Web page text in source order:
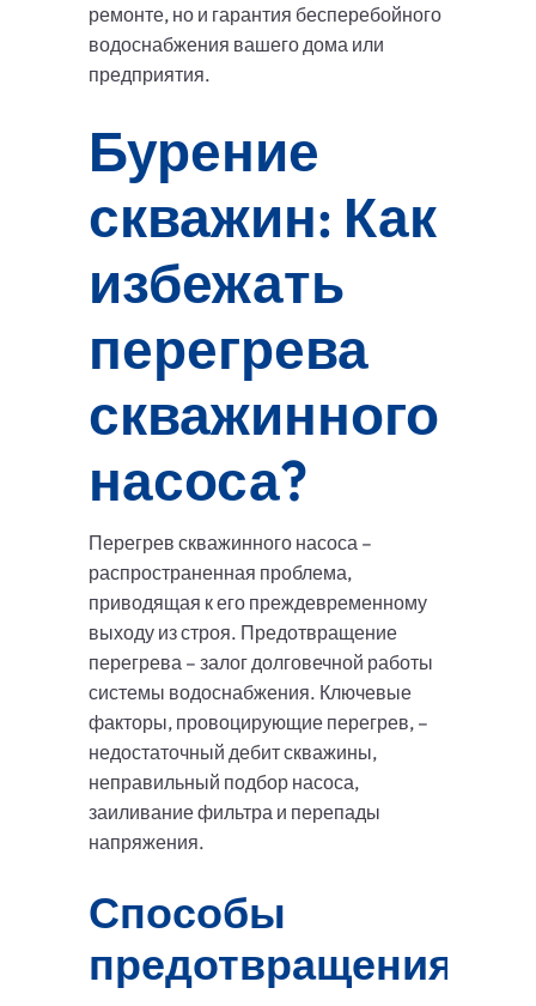
ремонте, но и гарантия бесперебойного
водоснабжения вашего дома или
предприятия.
Бурение
скважин: Как
избежать
перегрева
скважинного
насоса?
Перегрев скважинного насоса –
распространенная проблема,
приводящая к его преждевременному
выходу из строя. Предотвращение
перегрева – залог долговечной работы
системы водоснабжения. Ключевые
факторы, провоцирующие перегрев, –
недостаточный дебит скважины,
неправильный подбор насоса,
заиливание фильтра и перепады
напряжения.
Способы
предотвращения